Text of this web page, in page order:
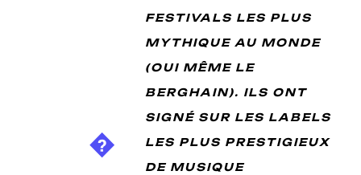
FESTIVALS LES PLUS
MYTHIQUE AU MONDE
(OUI MÊME LE
BERGHAIN). ILS ONT
SIGNÉ SUR LES LABELS
LES PLUS PRESTIGIEUX
DE MUSIQUE